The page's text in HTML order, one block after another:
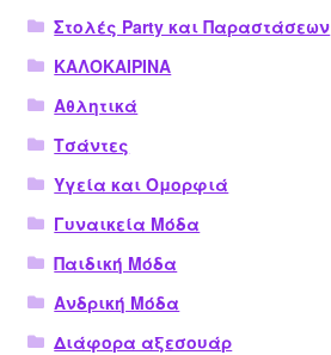
Στολές Party και Παραστάσεων
ΚΑΛΟΚΑΙΡΙΝΑ
Αθλητικά
Τσάντες
Υγεία και Ομορφιά
Γυναικεία Μόδα
Παιδική Μόδα
Ανδρική Μόδα
Διάφορα αξεσουάρ